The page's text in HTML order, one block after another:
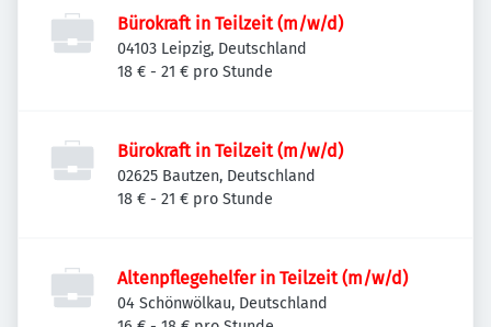
Bürokraft in Teilzeit (m/w/d)
04103 Leipzig, Deutschland
18 € - 21 € pro Stunde
Bürokraft in Teilzeit (m/w/d)
02625 Bautzen, Deutschland
18 € - 21 € pro Stunde
Altenpflegehelfer in Teilzeit (m/w/d)
04 Schönwölkau, Deutschland